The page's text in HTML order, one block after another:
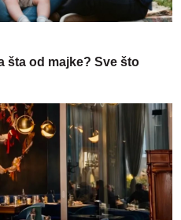
šta od majke? Sve što